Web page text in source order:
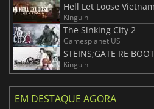
Hell Let Loose Vietnam
Kinguin
The Sinking City 2
Gamesplanet US
STEINS;GATE RE BOOT
Kinguin
EM DESTAQUE AGORA